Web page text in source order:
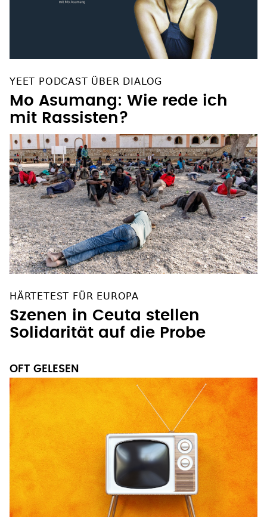
YEET PODCAST ÜBER DIALOG
Mo Asumang: Wie rede ich
mit Rassisten?
HÄRTETEST FÜR EUROPA
Szenen in Ceuta stellen
Solidarität auf die Probe
OFT GELESEN